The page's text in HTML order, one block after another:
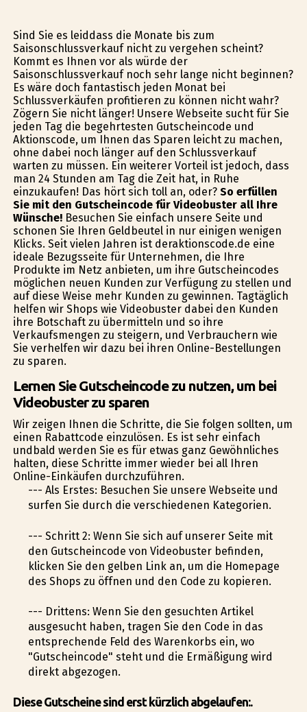
Sind Sie es leiddass die Monate bis zum
Saisonschlussverkauf nicht zu vergehen scheint?
Kommt es Ihnen vor als würde der
Saisonschlussverkauf noch sehr lange nicht beginnen?
Es wäre doch fantastisch jeden Monat bei
Schlussverkäufen profitieren zu können nicht wahr?
Zögern Sie nicht länger! Unsere Webseite sucht für Sie
jeden Tag die begehrtesten Gutscheincode und
Aktionscode, um Ihnen das Sparen leicht zu machen,
ohne dabei noch länger auf den Schlussverkauf
warten zu müssen. Ein weiterer Vorteil ist jedoch, dass
man 24 Stunden am Tag die Zeit hat, in Ruhe
einzukaufen! Das hört sich toll an, oder? So erfüllen
Sie mit den Gutscheincode für Videobuster all Ihre
Wünsche!Besuchen Sie einfach unsere Seite und
schonen Sie Ihren Geldbeutel in nur einigen wenigen
Klicks. Seit vielen Jahren ist deraktionscode.de eine
ideale Bezugsseite für Unternehmen, die Ihre
Produkte im Netz anbieten, um ihre Gutscheincodes
möglichen neuen Kunden zur Verfügung zu stellen und
auf diese Weise mehr Kunden zu gewinnen. Tagtäglich
helfen wir Shops wie Videobuster dabei den Kunden
ihre Botschaft zu übermitteln und so ihre
Verkaufsmengen zu steigern, und Verbrauchern wie
Sie verhelfen wir dazu bei ihren Online-Bestellungen
zu sparen.
Lernen Sie Gutscheincode zu nutzen, um bei
Videobuster zu sparen
Wir zeigen Ihnen die Schritte, die Sie folgen sollten, um
einen Rabattcode einzulösen. Es ist sehr einfach
undbald werden Sie es für etwas ganz Gewöhnliches
halten, diese Schritte immer wieder bei all Ihren
Online-Einkäufen durchzuführen.
--- Als Erstes: Besuchen Sie unsere Webseite und
surfen Sie durch die verschiedenen Kategorien.
--- Schritt 2: Wenn Sie sich auf unserer Seite mit
den Gutscheincode von Videobuster befinden,
klicken Sie den gelben Link an, um die Homepage
des Shops zu öffnen und den Code zu kopieren.
--- Drittens: Wenn Sie den gesuchten Artikel
ausgesucht haben, tragen Sie den Code in das
entsprechende Feld des Warenkorbs ein, wo
"Gutscheincode" steht und die Ermäßigung wird
direkt abgezogen.
Diese Gutscheine sind erst kürzlich abgelaufen:.